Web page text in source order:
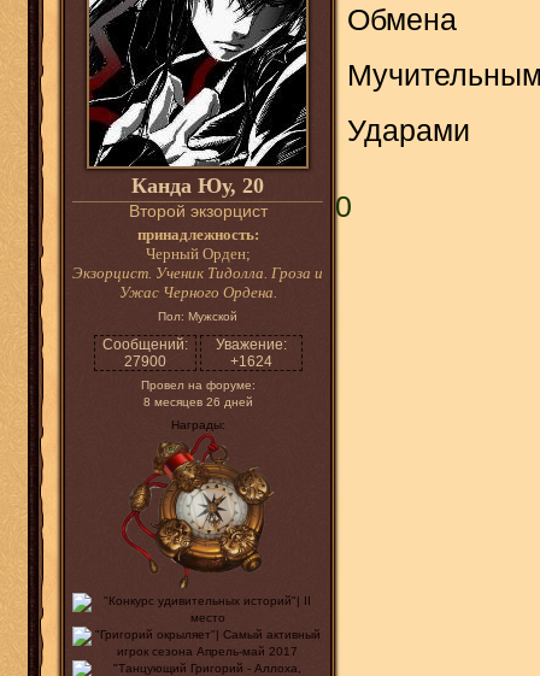
Канда Юу, 20
Второй экзорцист
принадлежность:
Черный Орден;
Экзорцист. Ученик Тидолла. Гроза и
Ужас Черного Ордена.
Пол: Мужской
Сообщений:
27900
Уважение:
+1624
Провел на форуме:
8 месяцев 26 дней
Награды:
Обмена
Ударами
0